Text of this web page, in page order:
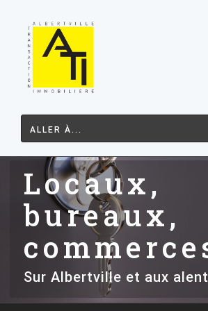
contenu
ALLER À...
Locaux,
bureaux,
Sur Albertville et aux